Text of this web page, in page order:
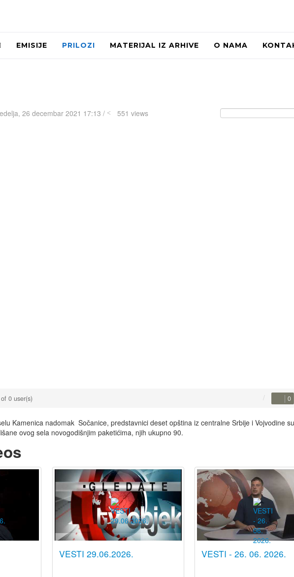
EMISIJE PRILOZI MATERIJAL IZ ARHIVE O NAMA
26 decembar 2021 17:13 / 551 views
0 user(s) 0
Kamenica nadomak Sočanice, predstavnici deset opština iz centralne Srbije i Vojvodine
ovog sela novogodišnjim paketićima, njih ukupno 90.
VESTI 29.06.2026. VESTI - 26. 06. 2026.